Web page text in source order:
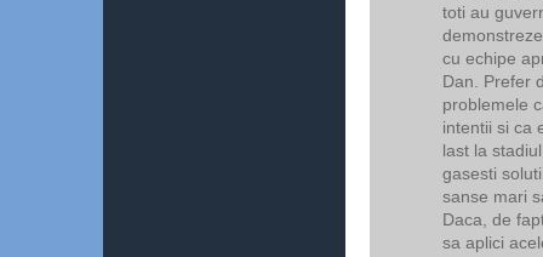
toti au
cu echipe
Dan. Prefer
problemele
intentii si ca
last la
gasesti
sanse mari
Daca, de
sa aplici